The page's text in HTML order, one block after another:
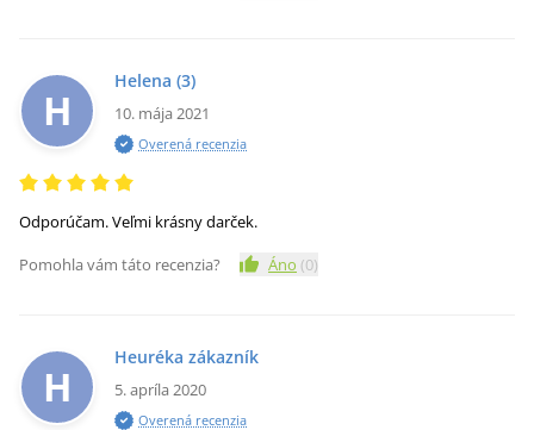
H
Helena (3)
10. mája 2021
Overená recenzia
Odporúčam. Veľmi krásny darček.
Pomohla vám táto recenzia?
Áno (0)
H
Heuréka zákazník
5. apríla 2020
Overená recenzia